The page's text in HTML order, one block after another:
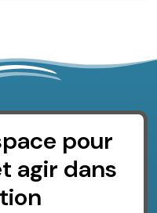
pour
agir dans